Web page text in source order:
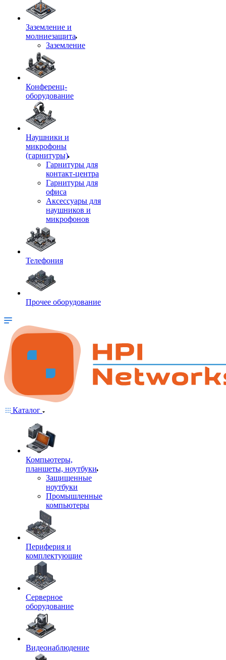
Заземление и
молниезащита
Заземление
Конференц-
оборудование
Наушники и
микрофоны
(гарнитуры)
Гарнитуры для
контакт-центра
Гарнитуры для
офиса
Аксессуары для
наушников и
микрофонов
Телефония
Прочее оборудование
Каталог
Компьютеры,
планшеты, ноутбуки
Защищенные
ноутбуки
Промышленные
компьютеры
Периферия и
комплектующие
Серверное
оборудование
Видеонаблюдение